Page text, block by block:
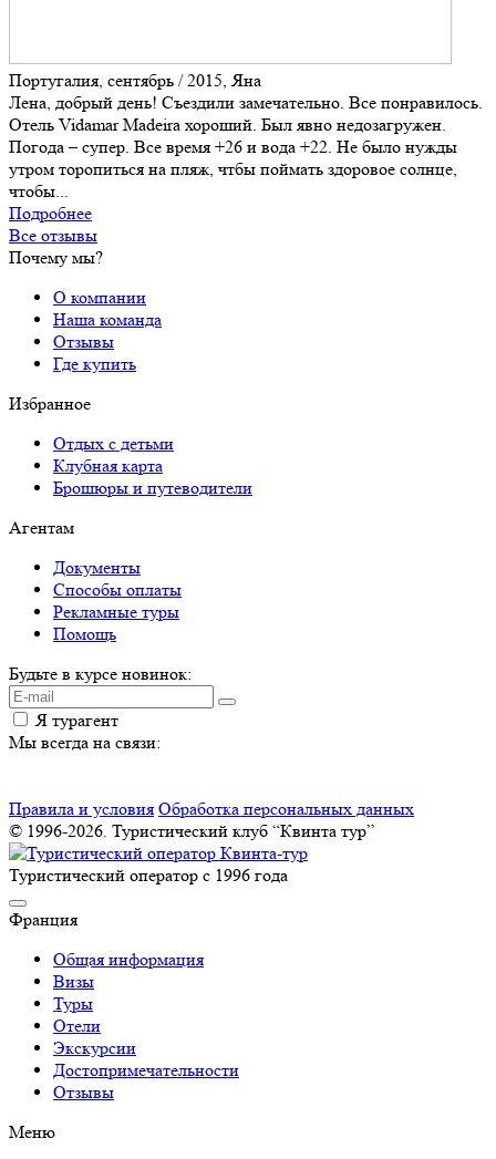
Португалия, сентябрь / 2015, Яна
Лена, добрый день! Съездили замечательно. Все понравилось.
Отель Vidamar Madeira хороший. Был явно недозагружен.
Погода – супер. Все время +26 и вода +22. Не было нужды
утром торопиться на пляж, чтбы поймать здоровое солнце,
чтобы...
Подробнее
Все отзывы
Почему мы?
О компании
Наша команда
Отзывы
Где купить
Избранное
Отдых с детьми
Клубная карта
Брошюры и путеводители
Агентам
Документы
Способы оплаты
Рекламные туры
Помощь
Будьте в курсе новинок:
Я турагент
Мы всегда на связи:
Правила и условия Обработка персональных данных
© 1996-2026. Туристический клуб “Квинта тур”
Туристический оператор с 1996 года
Франция
Общая информация
Визы
Туры
Отели
Экскурсии
Достопримечательности
Отзывы
Меню